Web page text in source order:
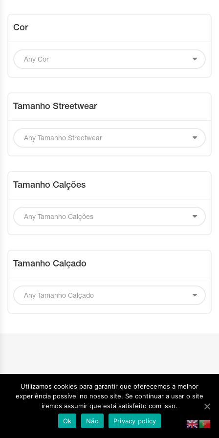
Cor
Tamanho Streetwear
Tamanho Calções
Tamanho Calçado
➡ Rua Bouça dos Estilhadouros, N.º 271 Zona Industrial Alto
de Vilar 4445-044 Alfena, Valongo – Portugal 🌎Google Maps
(+351) 919 755 603
Utilizamos cookies para garantir que oferecemos a melhor
experiência possível no nosso site. Se continuar a usar o site
iremos assumir que está satisfeito com isso.
Ok
Não Privacy policy